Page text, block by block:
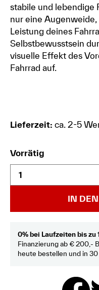
stabile und lebendige
nur eine
Leistung deines
Selbstbewusstsein
visuelle Effekt des
Fahrrad auf.
Lieferzeit: ca. 2-5
Vorrätig
IN
0% bei Laufzeiten bis zu
Finanzierung ab € 200,-
heute bestellen und in 30